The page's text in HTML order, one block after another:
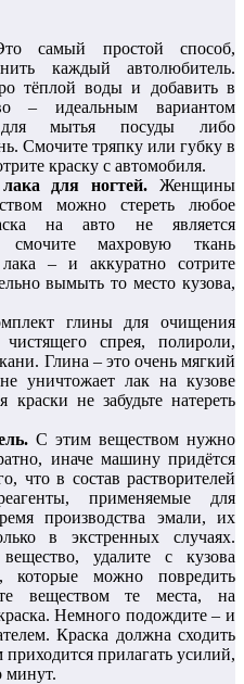
самый простой способ,
каждый автолюбитель.
тёплой воды и добавить в
– идеальным вариантом
для мытья посуды либо
Смочите тряпку или губку в
краску с автомобиля.
для ногтей. Женщины
можно стереть любое
на авто не является
смочите махровую ткань
– и аккуратно сотрите
вымыть то место кузова,
глины для очищения
спрея, полироли,
Глина – это очень мягкий
уничтожает лак на кузове
не забудьте натереть
С этим веществом нужно
иначе машину придётся
что в состав растворителей
применяемые для
производства эмали, их
в экстренных случаях.
удалите с кузова
можно повредить
веществом те места, на
Немного подождите – и
Краска должна сходить
прилагать усилий,
минут.